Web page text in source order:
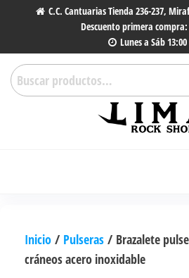
C.C. Cantuarias Tienda 236-237,
Descuento primera compra:
Lunes a Sáb
Buscar
por:
Inicio / Pulseras / Brazalete
cráneos acero inoxidable